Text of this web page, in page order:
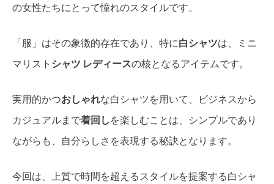
の女性たちにとって憧れのスタイルです。
「服」はその象徴的存在であり、特に白シャツは、ミニ
マリスト シャツ レディースの核となるアイテムです。
実用的かつおしゃれな白シャツを用いて、ビジネスから
カジュアルまで着回しを楽しむことは、シンプルであり
ながらも、自分らしさを表現する秘訣となります。
今回は、上質で時間を超えるスタイルを提案する白シャ